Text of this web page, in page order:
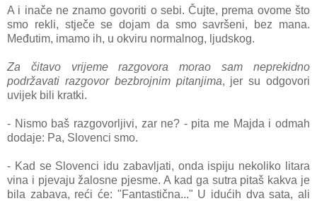
A i inače ne znamo govoriti o sebi. Čujte, prema ovome što
smo rekli, stječe se dojam da smo savršeni, bez mana.
Međutim, imamo ih, u okviru normalnog, ljudskog.
Za čitavo vrijeme razgovora morao sam neprekidno
podržavati razgovor bezbrojnim pitanjima, jer su odgovori
uvijek bili kratki.
- Nismo baš razgovorljivi, zar ne? - pita me Majda i odmah
dodaje: Pa, Slovenci smo.
- Kad se Slovenci idu zabavljati, onda ispiju nekoliko litara
vina i pjevaju žalosne pjesme. A kad ga sutra pitaš kakva je
bila zabava, reći će: "Fantastična..." U idućih dva sata, ali